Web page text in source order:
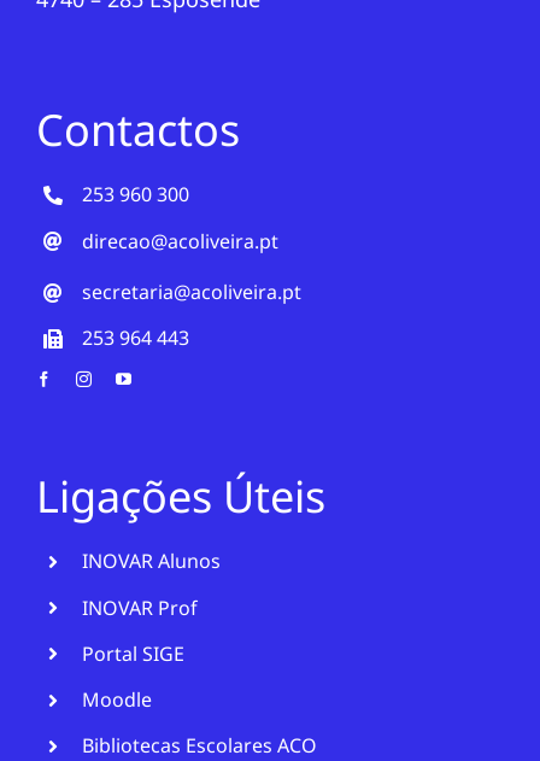
Contactos
253 960 300
direcao@acoliveira.pt
secretaria@acoliveira.pt
253 964 443
Ligações Úteis
INOVAR Alunos
INOVAR Prof
Portal SIGE
Moodle
Bibliotecas Escolares ACO